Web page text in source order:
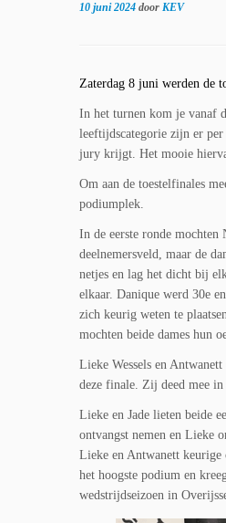
10 juni 2024 door KEV
Zaterdag 8 juni werden de
In het turnen kom je vanaf
leeftijdscategorie zijn er per
jury krijgt. Het mooie
Om aan de toestelfinales
podiumplek.
In de eerste ronde
deelnemersveld, maar de
netjes en lag het dicht bij
elkaar. Danique werd 30e
zich keurig weten te
mochten beide dames hun
Lieke Wessels en
deze finale. Zij deed mee
Lieke en Jade lieten beide
ontvangst nemen en Lieke
Lieke en Antwanett keurige
het hoogste podium en
wedstrijdseizoen in